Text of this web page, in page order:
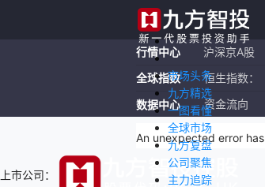
市场头条
九方精选
一图看懂
全球市场
九方复盘
公司聚焦
主力追踪
行情中心 沪深京A股
全球指数
恒生指数：
纳斯达克
上证指数：
数据中心 资金流向
An unexpected error
上市公司：